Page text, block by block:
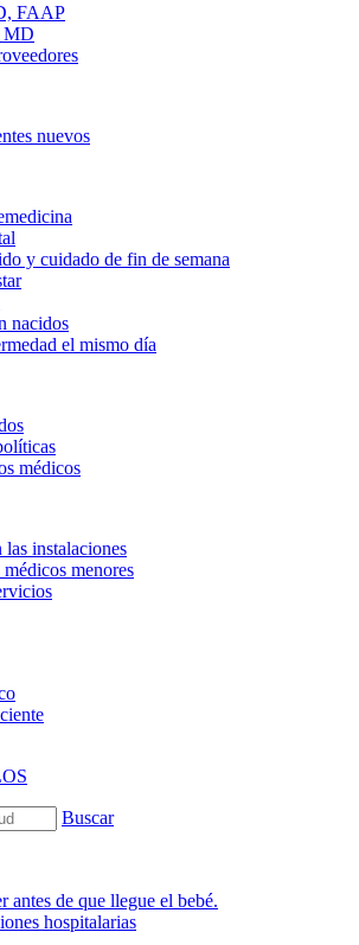
FAAP
MD
nuevos
y cuidado de fin de semana
nacidos
el mismo día
médicos
instalaciones
menores
Buscar
antes de que llegue el bebé.
hospitalarias